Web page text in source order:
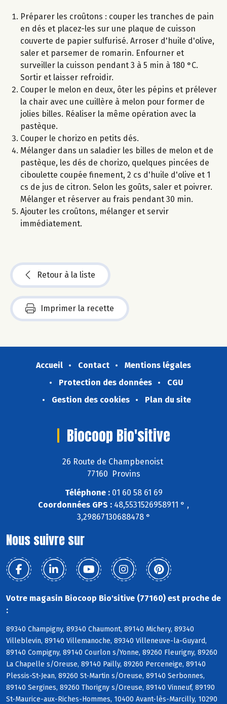
Préparer les croûtons : couper les tranches de pain
en dés et placez-les sur une plaque de cuisson
couverte de papier sulfurisé. Arroser d'huile d'olive,
saler et parsemer de romarin. Enfourner et
surveiller la cuisson pendant 3 à 5 min à 180 °C.
Sortir et laisser refroidir.
Couper le melon en deux, ôter les pépins et prélever
la chair avec une cuillère à melon pour former de
jolies billes. Réaliser la même opération avec la
pastèque.
Couper le chorizo en petits dés.
Mélanger dans un saladier les billes de melon et de
pastèque, les dés de chorizo, quelques pincées de
ciboulette coupée finement, 2 cs d'huile d'olive et 1
cs de jus de citron. Selon les goûts, saler et poivrer.
Mélanger et réserver au frais pendant 30 min.
Ajouter les croûtons, mélanger et servir
immédiatement.
Retour à la liste
Imprimer la recette
Accueil Contact
Mentions légales
Protection des données
CGU
Gestion des cookies
Plan du site
Biocoop Bio'sitive
26 Route de Champbenoist
77160 Provins
Téléphone :01 60 58 61 69
Coordonnées GPS : 48,5531526958911 ° ,
3,29867130688478 °
Nous suivre sur
Votre magasin Biocoop Bio'sitive (77160) est proche de
:
89340 Champigny, 89340 Chaumont, 89140 Michery, 89340
Villeblevin, 89140 Villemanoche, 89340 Villeneuve-la-Guyard,
89140 Compigny, 89140 Courlon s/Yonne, 89260 Fleurigny, 89260
La Chapelle s/Oreuse, 89140 Pailly, 89260 Perceneige, 89140
Plessis-St-Jean, 89260 St-Martin s/Oreuse, 89140 Serbonnes,
89140 Sergines, 89260 Thorigny s/Oreuse, 89140 Vinneuf, 89190
St-Maurice-aux-Riches-Hommes, 10400 Avant-lès-Marcilly, 10290